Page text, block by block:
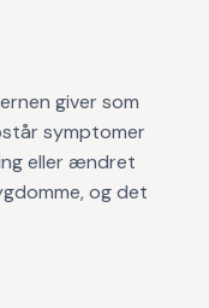
giver som
symptomer
eller ændret
og det